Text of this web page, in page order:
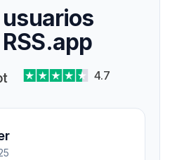
usuarios
4.7